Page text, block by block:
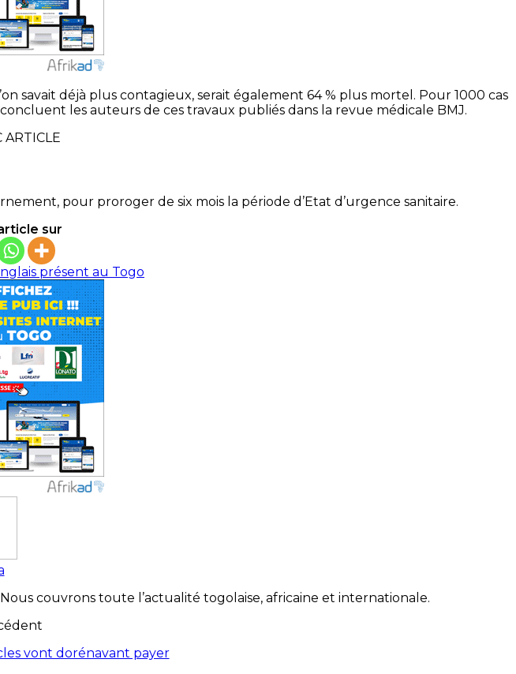
savait déjà plus contagieux, serait également 64 % plus mortel. Pour 1000 cas
les auteurs de ces travaux publiés dans la revue médicale BMJ.
pour proroger de six mois la période d’Etat d’urgence sanitaire.
sur
présent au Togo
couvrons toute l’actualité togolaise, africaine et internationale.
vont dorénavant payer